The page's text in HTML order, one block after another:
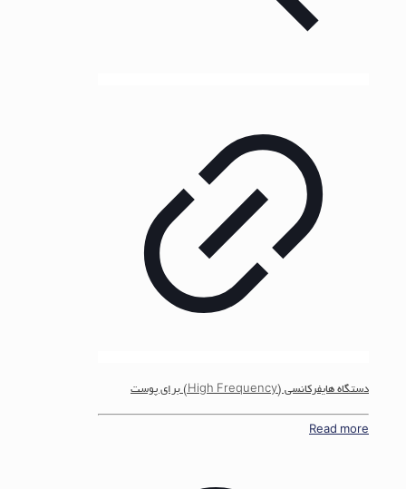
دستگاه هایفرکانسی (High Frequency) برای پوست
Read more